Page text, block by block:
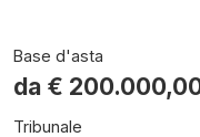
Base d'asta
da €
Tribunale